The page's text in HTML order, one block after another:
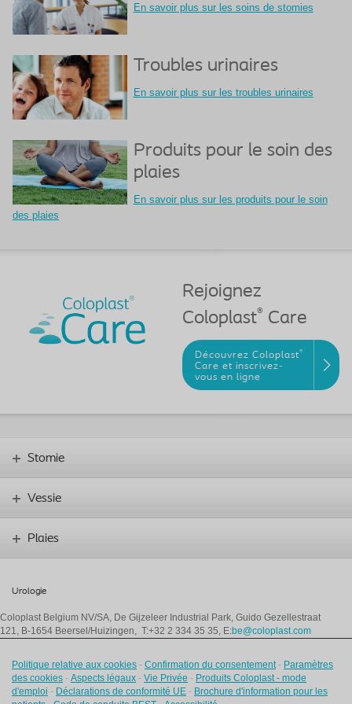
En savoir plus sur les soins de stomies
Troubles urinaires
En savoir plus sur les troubles urinaires
Produits pour le soin des
plaies
En savoir plus sur les produits pour le soin
des plaies
Rejoignez
Coloplast® Care
Découvrez Coloplast®
Care et inscrivez-
vous en ligne
Stomie
Vessie
Plaies
Urologie
Coloplast Belgium NV/SA, De Gijzeleer Industrial Park, Guido Gezellestraat
121, B-1654 Beersel/Huizingen, T:+32 2 334 35 35, E:be@coloplast.com
Politique relative aux cookies - Confirmation du consentement- Paramètres
des cookies - Aspects légaux - Vie Privée - Produits Coloplast - mode
d'emploi - Déclarations de conformité UE - Brochure d'information pour les